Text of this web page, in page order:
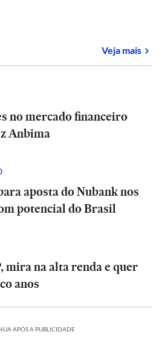
Veja mais
no mercado financeiro
Anbima
aposta do Nubank nos
potencial do Brasil
mira na alta renda e quer
anos
APÓS A PUBLICIDADE